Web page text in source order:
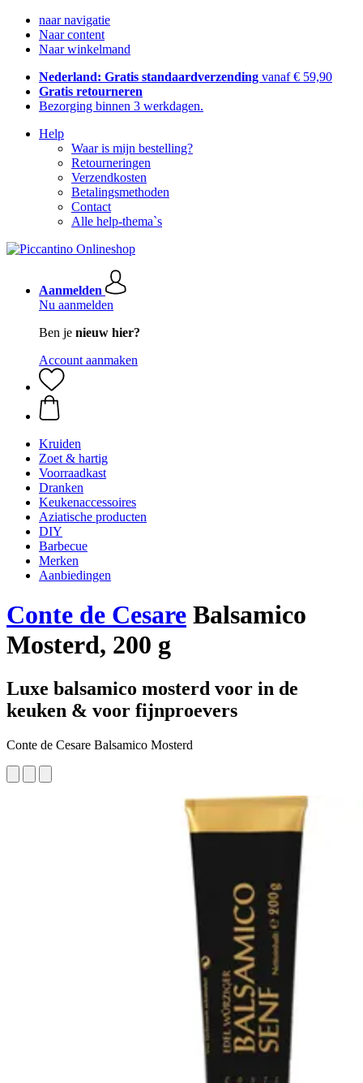
naar navigatie
Naar content
Naar winkelmand
Nederland: Gratis standaardverzending vanaf € 59,90
Gratis retourneren
Bezorging binnen 3 werkdagen.
Help
Waar is mijn bestelling?
Retourneringen
Verzendkosten
Betalingsmethoden
Contact
Alle help-thema`s
Aanmelden
Nu aanmelden
Ben je nieuw hier?
Account aanmaken
Kruiden
Zoet & hartig
Voorraadkast
Dranken
Keukenaccessoires
Aziatische producten
DIY
Barbecue
Merken
Aanbiedingen
Conte de Cesare Balsamico
Mosterd, 200 g
Luxe balsamico mosterd voor in de
keuken & voor fijnproevers
Conte de Cesare Balsamico Mosterd